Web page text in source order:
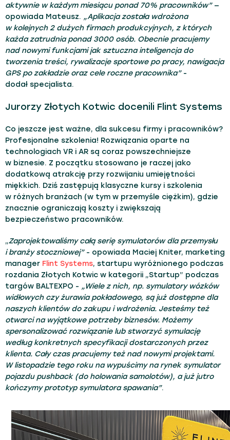
aktywnie w każdym miesiącu ponad 70% pracowników” —
opowiada Mateusz. „Aplikacja została wdrożona
w kolejnych 2 dużych firmach produkcyjnych, z których
każda zatrudnia ponad 3000 osób. Obecnie pracujemy
nad nowymi funkcjami jak sztuczna inteligencja do
tworzenia treści, rywalizacje sportowe po pracy, nawigacja
GPS po zakładzie oraz cele roczne pracownika”-
dodał specjalista.
Jurorzy Złotych Kotwic docenili Flint Systems
Co jeszcze jest ważne, dla sukcesu firmy i pracowników?
Profesjonalne szkolenia! Rozwiązania oparte na
technologiach VR i AR są coraz powszechniejsze
w biznesie. Z początku stosowano je raczej jako
dodatkową atrakcję przy rozwijaniu umiejętności
miękkich. Dziś zastępują klasyczne kursy i szkolenia
w różnych branżach (w tym w przemyśle ciężkim), gdzie
znacznie ograniczają koszty i zwiększają
bezpieczeństwo pracowników.
„Zaprojektowaliśmy całą serię symulatorów dla przemysłu
i branży stoczniowej”- opowiada Maciej Kniter, marketing
manager Flint Systems, startupu wyróżnionego podczas
rozdania Złotych Kotwic w kategorii „Startup” podczas
targów BALTEXPO - „Wiele z nich, np. symulatory wózków
widłowych czy żurawia pokładowego, są już dostępne dla
naszych klientów do zakupu i wdrożenia. Jesteśmy też
otwarci na wyjątkowe potrzeby biznesów. Możemy
spersonalizować rozwiązanie lub stworzyć symulację
według konkretnych specyfikacji dostarczonych przez
klienta. Cały czas pracujemy też nad nowymi projektami.
W listopadzie tego roku na wypuścimy na rynek symulator
pojazdu pushback (do holowania samolotów), a już jutro
kończymy prototyp symulatora spawania”.